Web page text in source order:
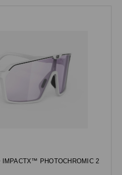
IMPACTX™ PHOTOCHROMIC 2